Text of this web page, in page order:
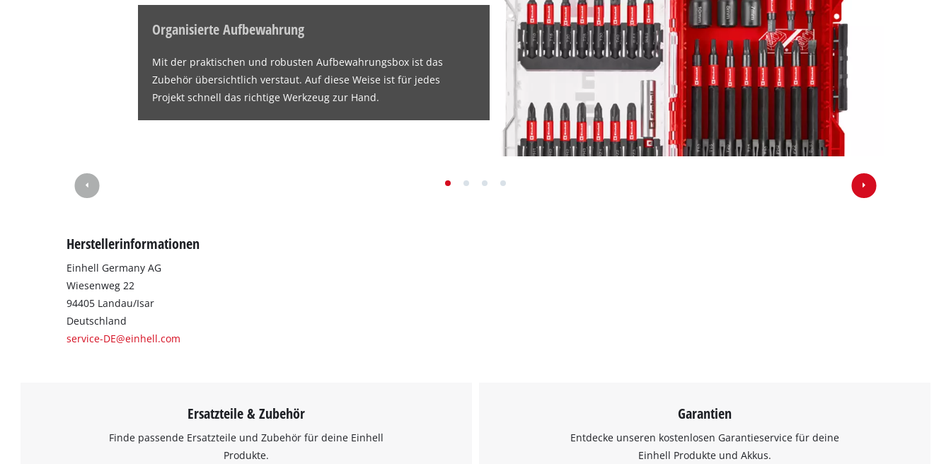
Organisierte Aufbewahrung
Mit der praktischen und robusten Aufbewahrungsbox ist das
Zubehör übersichtlich verstaut. Auf diese Weise ist für jedes
Projekt schnell das richtige Werkzeug zur Hand.
Herstellerinformationen
Einhell Germany AG
Wiesenweg 22
94405 Landau/Isar
Deutschland
service-DE@einhell.com
Ersatzteile & Zubehör
Finde passende Ersatzteile und Zubehör für deine Einhell
Produkte.
Garantien
Entdecke unseren kostenlosen Garantieservice für deine
Einhell Produkte und Akkus.